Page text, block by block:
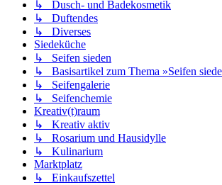
↳ Dusch- und Badekosmetik
↳ Duftendes
↳ Diverses
Siedeküche
↳ Seifen sieden
↳ Basisartikel zum Thema »Seifen
↳ Seifengalerie
↳ Seifenchemie
Kreativ(t)raum
↳ Kreativ aktiv
↳ Rosarium und Hausidylle
↳ Kulinarium
Marktplatz
↳ Einkaufszettel